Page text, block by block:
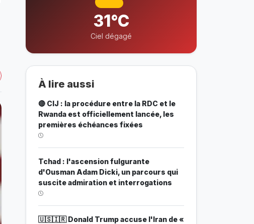
31°C
Ciel dégagé
À lire aussi
🔴 CIJ : la procédure entre la RDC et le
Rwanda est officiellement lancée, les
premières échéances fixées
Tchad : l'ascension fulgurante
d'Ousman Adam Dicki, un parcours qui
suscite admiration et interrogations
🇺🇸🇮🇷 Donald Trump accuse l'Iran de «